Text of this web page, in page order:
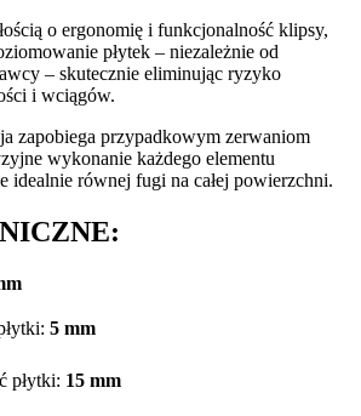
o ergonomię i funkcjonalność klipsy,
płytek – niezależnie od
– skutecznie eliminując ryzyko
i wciągów.
zapobiega przypadkowym zerwaniom
wykonanie każdego elementu
idealnie równej fugi na całej powierzchni.
5 mm
płytki: 15 mm